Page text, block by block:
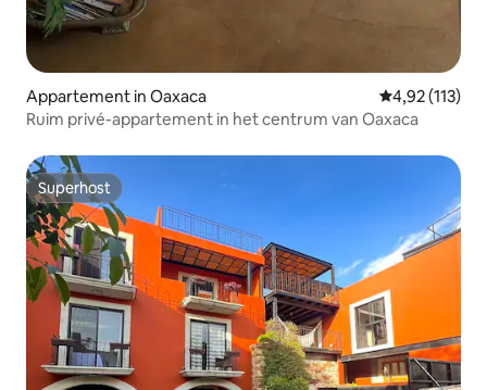
Appartement in Oaxaca Gemiddelde
4,92 (113)
Ruim privé-appartement in het centrum van Oaxaca
Superhost
Superhost